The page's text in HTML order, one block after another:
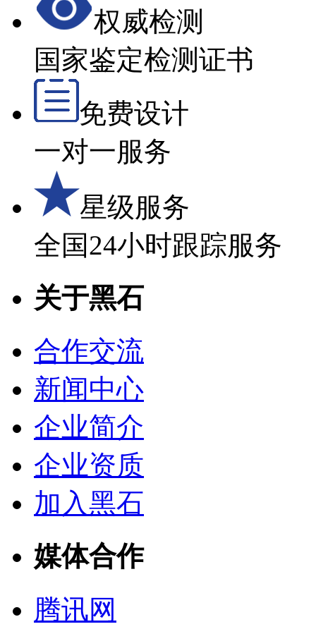
权威检测
国家鉴定检测证书
免费设计
一对一服务
星级服务
全国24小时跟踪服务
关于黑石
合作交流
新闻中心
企业简介
企业资质
加入黑石
媒体合作
腾讯网